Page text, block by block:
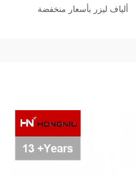
ألياف ليزر بأسعار منخفضة